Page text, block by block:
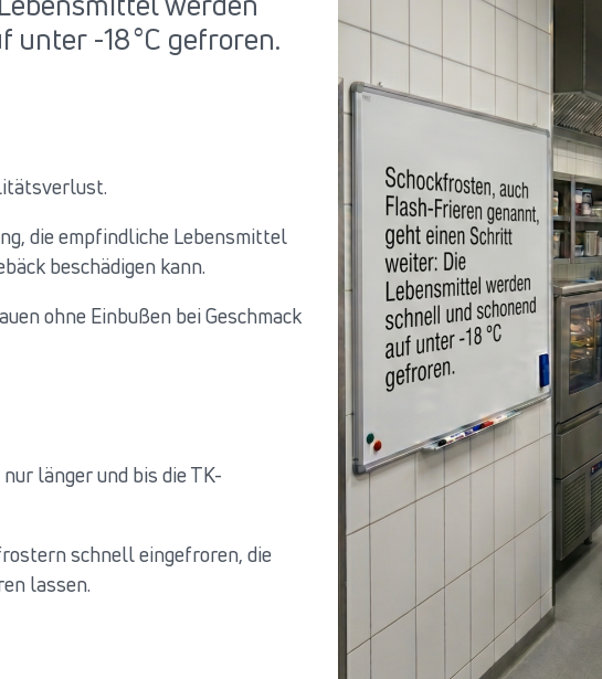
-18 °C gefroren.
die empfindliche Lebensmittel
beschädigen kann.
ohne Einbußen bei Geschmack
länger und bis die TK-
schnell eingefroren, die
lassen.